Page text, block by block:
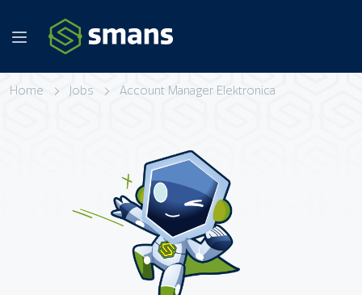
Home Jobs Account Manager Elektronica